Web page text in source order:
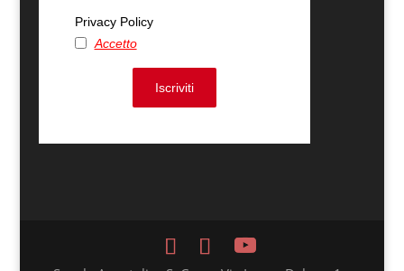
Privacy Policy
Accetto
Iscriviti